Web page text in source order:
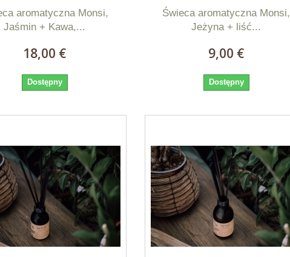
aromatyczna Monsi,
Jaśmin + Kawa,...
18,00 €
Dostępny
Świeca aromatyczna Monsi,
Jeżyna + liść...
9,00 €
Dostępny